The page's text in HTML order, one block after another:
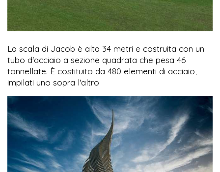
La scala di Jacob è alta 34 metri e costruita con un
tubo d'acciaio a sezione quadrata che pesa 46
tonnellate. È costituito da 480 elementi di acciaio,
impilati uno sopra l'altro